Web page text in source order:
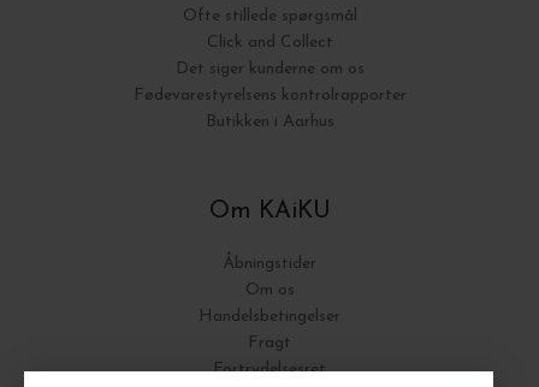
Ofte stillede spørgsmål
Click and Collect
Det siger kunderne om os
Fødevarestyrelsens kontrolrapporter
Butikken i Aarhus
Om KAiKU
Åbningstider
Om os
Handelsbetingelser
Fragt
Fortrydelsesret